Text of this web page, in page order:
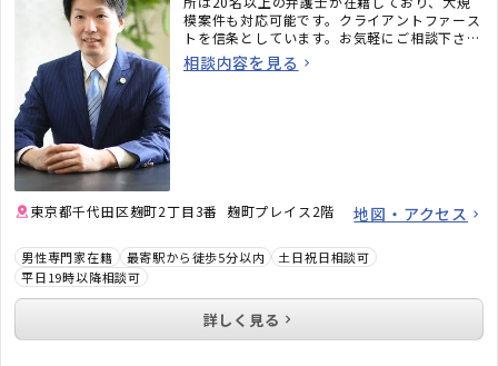
模案件も対応可能です。クライアントファース
トを信条としています。お気軽にご相談下さ
い。
相談内容を見る
東京都千代田区麹町2丁目3番 麹町プレイス2階 地図・アクセス
男性専門家在籍 最寄駅から徒歩5分以内
土日祝日相談可
平日19時以降相談可
詳しく見る